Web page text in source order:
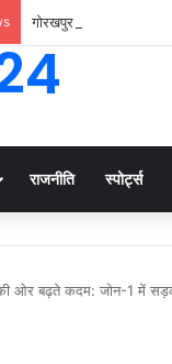
गोरखपुर में काली पट्टी
राजनीति स्पोर्ट्स
की ओर बढ़ते कदम: जोन-1 में